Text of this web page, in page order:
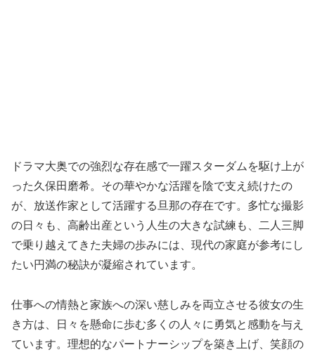
ドラマ大奥での強烈な存在感で一躍スターダムを駆け上が
った久保田磨希。その華やかな活躍を陰で支え続けたの
が、放送作家として活躍する旦那の存在です。多忙な撮影
の日々も、高齢出産という人生の大きな試練も、二人三脚
で乗り越えてきた夫婦の歩みには、現代の家庭が参考にし
たい円満の秘訣が凝縮されています。
仕事への情熱と家族への深い慈しみを両立させる彼女の生
き方は、日々を懸命に歩む多くの人々に勇気と感動を与え
ています。理想的なパートナーシップを築き上げ、笑顔の